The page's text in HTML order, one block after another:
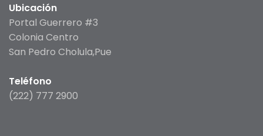
Ubicación
Portal Guerrero #3
Colonia Centro
San Pedro Cholula,Pue
Teléfono
(222) 777 2900